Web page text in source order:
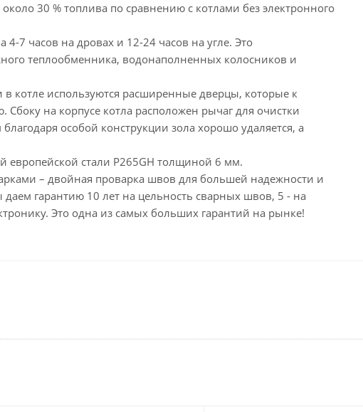
30 % топлива по сравнению с котлами без электронного
7 часов на дровах и 12-24 часов на угле. Это
теплообменника, водонаполненных колосников и
в котле используются расширенные дверцы, которые к
на корпусе котла расположен рычаг для очистки
особой конструкции зола хорошо удаляется, а
европейской стали P265GH толщиной 6 мм.
– двойная проварка швов для большей надежности и
гарантию 10 лет на цельность сварных швов, 5 - на
Это одна из самых больших гарантий на рынке!